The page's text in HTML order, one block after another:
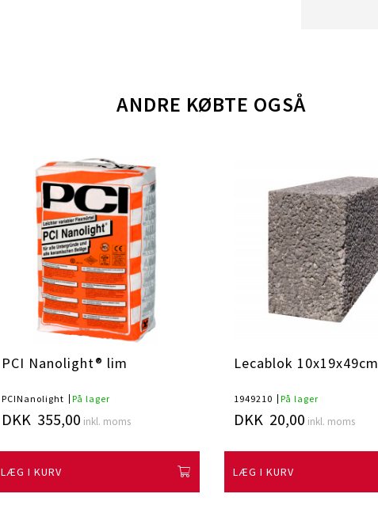
ANDRE KØBTE OGSÅ
PCI Nanolight® lim
PCINanolight På lager
DKK 355,00 inkl. moms
LÆG I KURV
Lecablok 10x19x49cm
1949210 På lager
DKK 20,00 inkl. moms
LÆG I KURV